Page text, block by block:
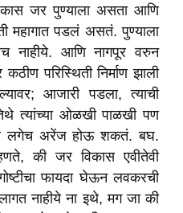
जर पुण्याला असता आणि
महागात पडलं असतं. पुण्याला
नाहीये. आणि नागपूर वरुन
परिस्थिती निर्माण झाली
आजारी पडला, त्याची
त्यांच्या ओळखी पाळखी पण
लगेच अरेंज होऊ शकतं. बघ.
की जर विकास एवीतेवी
फायदा घेऊन लवकरची
नाहीये ना इथे, मग जा की